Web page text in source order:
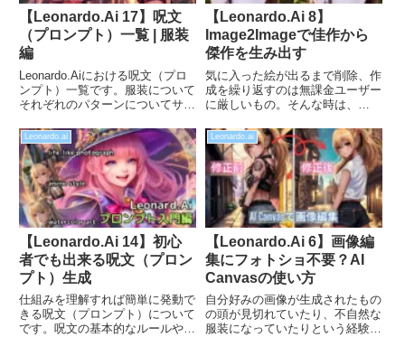
【Leonardo.Ai 17】呪文
（プロンプト）一覧 | 服装
編
Leonardo.Aiにおける呪文（プロ
ンプト）一覧です。服装について
それぞれのパターンについてサン
「服装が思い通りいかない」、
「こんな服装にしたいのに」とい
った悩みの一助になれば幸いで
す。
【Leonardo.Ai 8】
Image2Imageで佳作から
傑作を生み出す
気に入った絵が出るまで削除、作
成を繰り返すのは無課金ユーザー
に厳しいもの。そんな時は、
いの作品を100点の傑作に近づけ
る事が可能になります。Upscale
よりも効果的な場合が多いので、
ぜひ一度お試しください。
Leonardo.ai
【Leonardo.Ai 14】初心
者でも出来る呪文（プロン
プト）生成
仕組みを理解すれば簡単に発動で
きる呪文（プロンプト）について
です。呪文の基本的なルールや、
Leonardo.ai
【Leonardo.Ai 6】画像編
集にフォトショ不要？AI
Canvasの使い方
自分好みの画像が生成されたもの
の頭が見切れていたり、不自然な
服装になっていたりという経験は